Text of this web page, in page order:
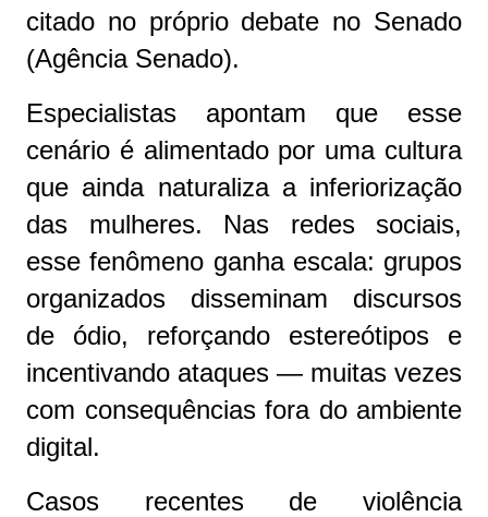
citado no próprio debate no Senado
(Agência Senado).
Especialistas apontam que esse
cenário é alimentado por uma cultura
que ainda naturaliza a inferiorização
das mulheres. Nas redes sociais,
esse fenômeno ganha escala: grupos
organizados disseminam discursos
de ódio, reforçando estereótipos e
incentivando ataques — muitas vezes
com consequências fora do ambiente
digital.
Casos recentes de violência